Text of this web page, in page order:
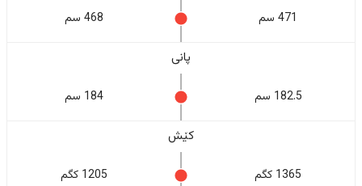
471 سم 468 سم
پانی
182.5 سم 184 سم
کێش
1365 کگم 1205 کگم